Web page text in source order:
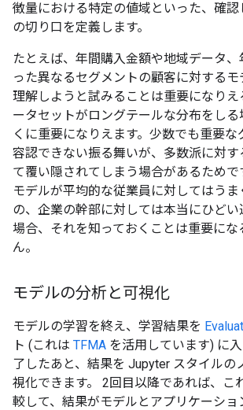
徴量における特定の値域といった、確認
の切り口を定義します。
たとえば、年間購入金額や地域データ
った異なるセグメントの顧客に対する
理解しようと試みることは重要になりえ
ータセットがロングテールな分布をしる
くに重要になりえます。少数でも重要な
容認できない振る舞いが、多数派に対す
て覆い隠されてしまう場合があるためで
モデルが平均的な従業員に対してはう
の、企業の幹部に対しては本当にひど
場合、それを知っておくことは重要にな
ん。
モデルの分析と可視化
モデルの学習を終え、学習結果を
ト (これは TFMA を活用しています) に
了したあと、結果を Jupyter スタイルの
視化できます。 2回目以降であれば、こ
較して、結果がモデルとアプリケーショ